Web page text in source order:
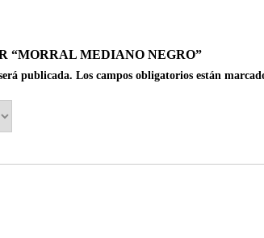
“MORRAL MEDIANO NEGRO”
publicada. Los campos obligatorios están